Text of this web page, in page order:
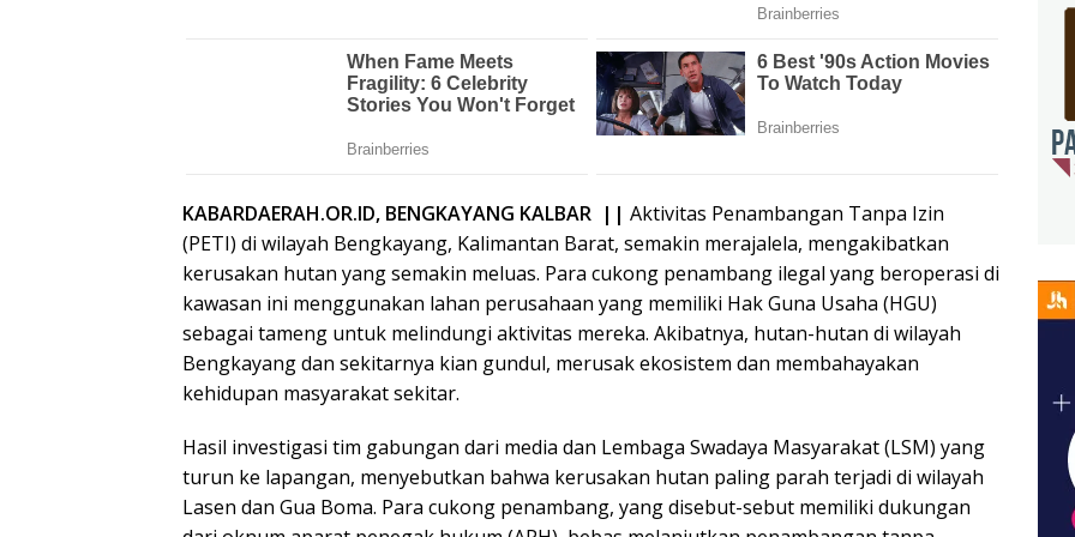
KABARDAERAH.OR.ID, BENGKAYANG KALBAR || Aktivitas Penambangan Tanpa Izin
(PETI) di wilayah Bengkayang, Kalimantan Barat, semakin merajalela, mengakibatkan
kerusakan hutan yang semakin meluas. Para cukong penambang ilegal yang beroperasi di
kawasan ini menggunakan lahan perusahaan yang memiliki Hak Guna Usaha (HGU)
sebagai tameng untuk melindungi aktivitas mereka. Akibatnya, hutan-hutan di wilayah
Bengkayang dan sekitarnya kian gundul, merusak ekosistem dan membahayakan
kehidupan masyarakat sekitar.
Hasil investigasi tim gabungan dari media dan Lembaga Swadaya Masyarakat (LSM) yang
turun ke lapangan, menyebutkan bahwa kerusakan hutan paling parah terjadi di wilayah
Lasen dan Gua Boma. Para cukong penambang, yang disebut-sebut memiliki dukungan